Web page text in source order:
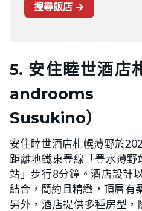
5. 安住睦世酒店
Susukino）
安住睦世酒店札幌薄野於
距離地鐵東豊線「豊水薄
站」步行8分鐘。酒店設計
結合，簡約且精緻，頂層有
另外，酒店提供多種房型